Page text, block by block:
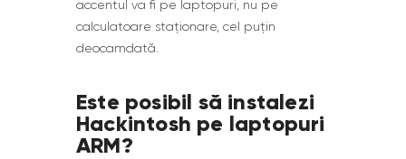
accentul va fi pe laptopuri, nu pe
calculatoare staționare, cel puțin
deocamdată.
Este posibil să instalezi
Hackintosh pe laptopuri
ARM?